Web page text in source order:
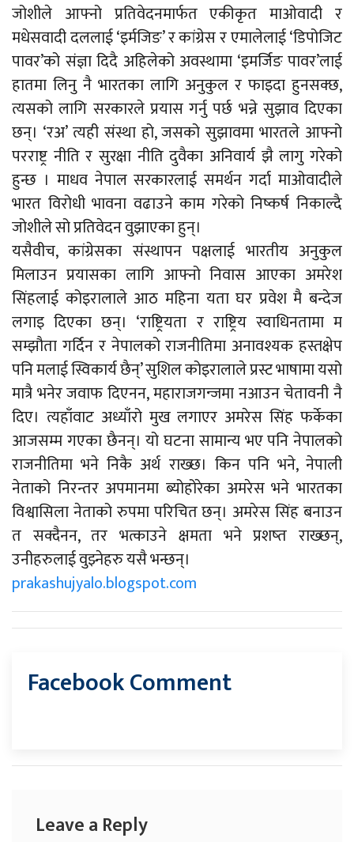
जोशीले आफ्नो प्रतिवेदनमार्फत एकीकृत माओवादी र
मधेसवादी दललाई ‘इर्मजिङ’ र कांग्रेस र एमालेलाई ‘डिपोजिट
पावर’को संज्ञा दिदै अहिलेको अवस्थामा ‘इमर्जिङ पावर’लाई
हातमा लिनु नै भारतका लागि अनुकुल र फाइदा हुनसक्छ,
त्यसको लागि सरकारले प्रयास गर्नु पर्छ भन्ने सुझाव दिएका
छन्। ‘रअ’ त्यही संस्था हो, जसको सुझावमा भारतले आफ्नो
परराष्ट्र नीति र सुरक्षा नीति दुवैका अनिवार्य झै लागु गरेको
हुन्छ । माधव नेपाल सरकारलाई समर्थन गर्दा माओवादीले
भारत विरोधी भावना वढाउने काम गरेको निष्कर्ष निकाल्दै
जोशीले सो प्रतिवेदन वुझाएका हुन्।
यसैवीच, कांग्रेसका संस्थापन पक्षलाई भारतीय अनुकुल
मिलाउन प्रयासका लागि आफ्नो निवास आएका अमरेश
सिंहलाई कोइरालाले आठ महिना यता घर प्रवेश मै बन्देज
लगाइ दिएका छन्। ‘राष्ट्रियता र राष्ट्रिय स्वाधिनतामा म
सम्झौता गर्दिन र नेपालको राजनीतिमा अनावश्यक हस्तक्षेप
पनि मलाई स्विकार्य छैन्’ सुशिल कोइरालाले प्रस्ट भाषामा यसो
मात्रै भनेर जवाफ दिएनन, महाराजगन्जमा नआउन चेतावनी नै
दिए। त्यहाँवाट अध्याँरो मुख लगाएर अमरेस सिंह फर्केका
आजसम्म गएका छैनन्। यो घटना सामान्य भए पनि नेपालको
राजनीतिमा भने निकै अर्थ राख्छ। किन पनि भने, नेपाली
नेताको निरन्तर अपमानमा ब्योहोरेका अमरेस भने भारतका
विश्वासिला नेताको रुपमा परिचित छन्। अमरेस सिंह बनाउन
त सक्दैनन, तर भत्काउने क्षमता भने प्रशष्त राख्छन्,
उनीहरुलाई वुझ्नेहरु यसै भन्छन्।
prakashujyalo.blogspot.com
Facebook Comment
Leave a Reply